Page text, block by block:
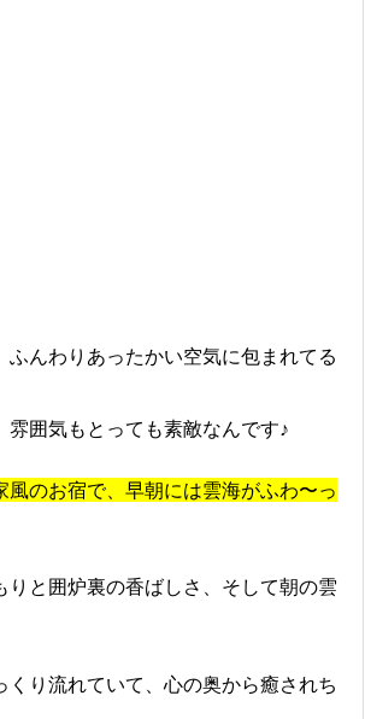
ふんわりあったかい空気に包まれてる
雰囲気もとっても素敵なんです♪
風のお宿で、早朝には雲海がふわ〜っ
りと囲炉裏の香ばしさ、そして朝の雲
くり流れていて、心の奥から癒されち